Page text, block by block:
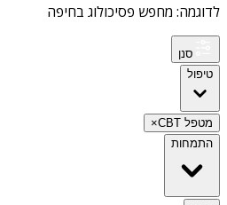
לדוגמה: מחפש פסיכולוג בחיפה
סנן
טיפול
מטפל CBT
×
התמחות